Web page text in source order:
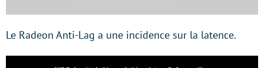
Le Radeon Anti-Lag a une incidence sur la latence.